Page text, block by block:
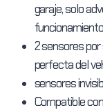
garaje, solo
2 sensores
perfecta del
sensores
Compatible